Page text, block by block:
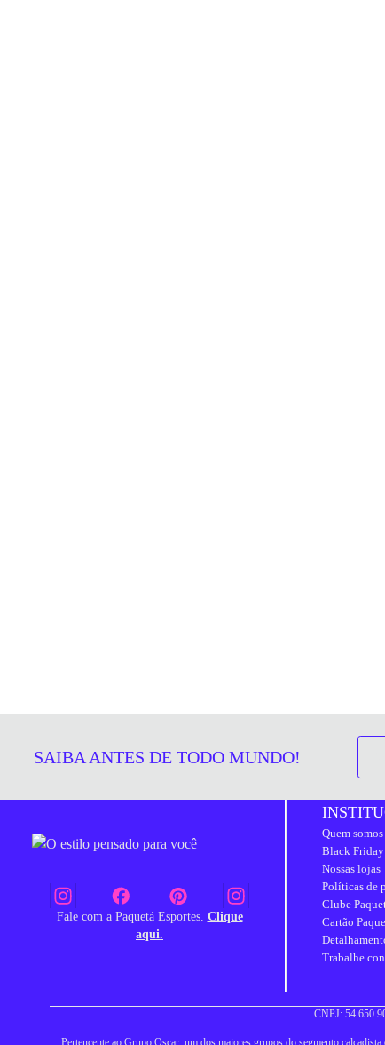
SAIBA ANTES DE TODO MUNDO!
Fale com a Paquetá Esportes. Clique
aqui.
Quem somos
Black Friday
Nossas lojas
Políticas de
Clube
Cartão
Trabalhe
CNPJ:
Pertencente ao Grupo Oscar, um dos maiores grupos do segmento